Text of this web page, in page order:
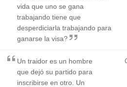
vida que uno se gana
trabajando tiene que
desperdiciarla trabajando para
ganarse la visa?
Un traidor es un hombre
que dejó su partido para
inscribirse en otro. Un